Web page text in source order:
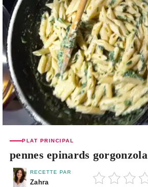
PLAT PRINCIPAL
pennes epinards gorgonzola
RECETTE PAR
Zahra